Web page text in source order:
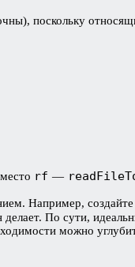
поскольку
rf —
Например,
делает. По сути,
можно